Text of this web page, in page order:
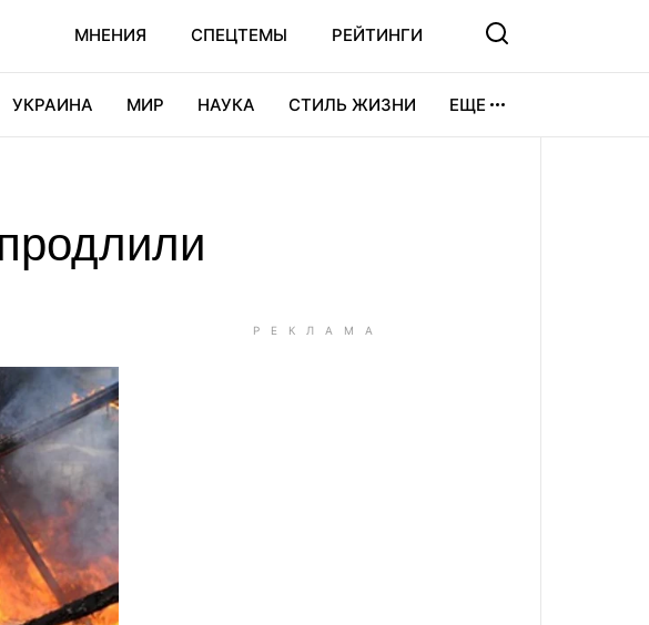
МНЕНИЯ СПЕЦТЕМЫ РЕЙТИНГИ
УКРАИНА МИР НАУКА СТИЛЬ ЖИЗНИ ЕЩЕ